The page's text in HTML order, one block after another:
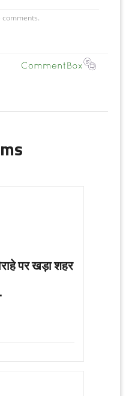
पर खड़ा शहर